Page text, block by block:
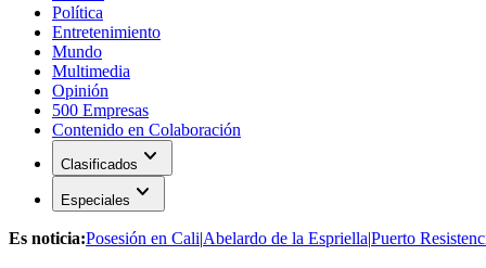
Política
Entretenimiento
Mundo
Multimedia
Opinión
500 Empresas
Contenido en Colaboración
Clasificados expand_more
Especiales expand_more
Es noticia:Posesión en Cali|Abelardo de la Espriella|Puerto